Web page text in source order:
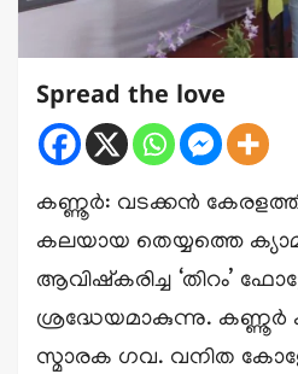
Spread the love
കണ്ണൂർ: വടക്കൻ
കലയായ തെയ്യത്തെ
ആവിഷ്കരിച്ച ‘തിറം’
ശ്രദ്ധേയമാകുന്നു.
സ്മാരക ഗവ. വനിത